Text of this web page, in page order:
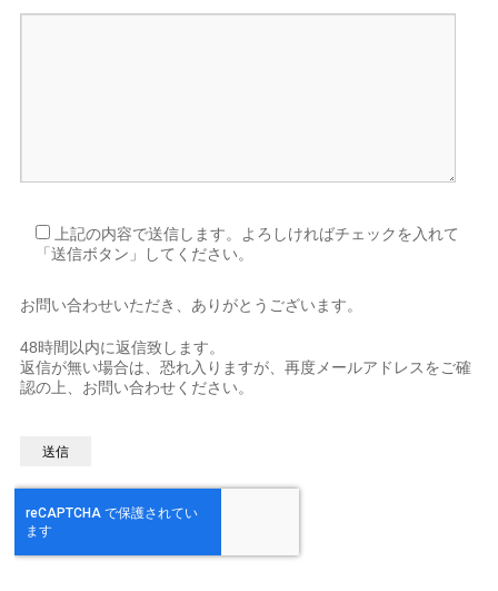
上記の内容で送信します。よろしければチェックを入れて
「送信ボタン」してください。
お問い合わせいただき、ありがとうございます。
48時間以内に返信致します。
返信が無い場合は、恐れ入りますが、再度メールアドレスをご確
認の上、お問い合わせください。